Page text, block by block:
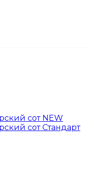
сот NEW
сот Стандарт